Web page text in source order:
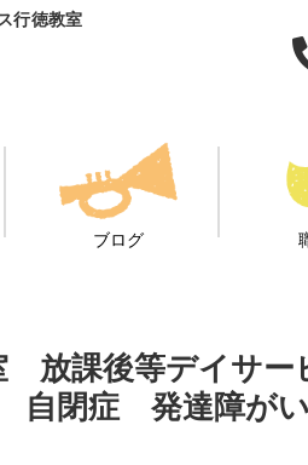
行徳教室
ブログ
放課後等デイサー
自閉症 発達障が